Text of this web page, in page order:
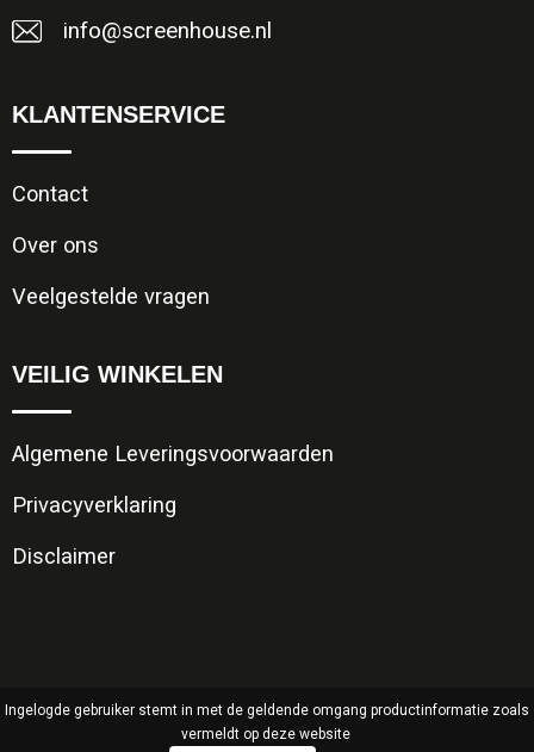
info@screenhouse.nl
KLANTENSERVICE
Contact
Over ons
Veelgestelde vragen
VEILIG WINKELEN
Algemene Leveringsvoorwaarden
Privacyverklaring
Disclaimer
Ingelogde gebruiker stemt in met de geldende omgang productinformatie zoals
vermeldt op deze website